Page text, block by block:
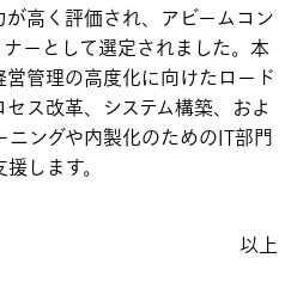
高く評価され、アビームコン
ーとして選定されました。本
管理の高度化に向けたロード
ス改革、システム構築、およ
ングや内製化のためのIT部門
します。
以上